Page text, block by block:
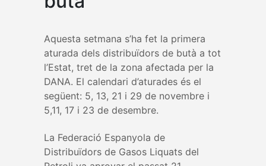
Aquesta setmana s’ha fet la primera
aturada dels distribuïdors de butà a tot
l’Estat, tret de la zona afectada per la
DANA. El calendari d’aturades és el
següent: 5, 13, 21 i 29 de novembre i
5,11, 17 i 23 de desembre.
La Federació Espanyola de
Distribuïdors de Gasos Liquats del